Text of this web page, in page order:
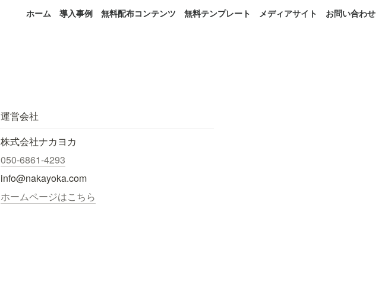
ホーム 導入事例 無料配布コンテンツ 無料テンプレート メディアサイト お問い合わせ
運営会社
株式会社ナカヨカ
050-6861-4293
info@nakayoka.com
ホームページはこちら